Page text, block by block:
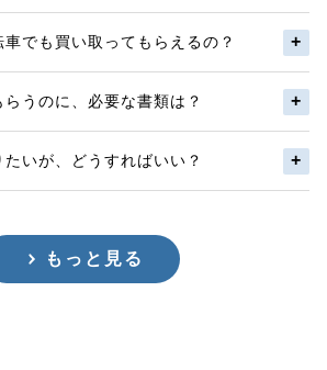
でも買い取ってもらえるの？
うのに、必要な書類は？
たいが、どうすればいい？
もっと見る